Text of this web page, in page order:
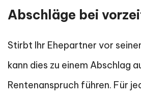
Abschläge bei
Stirbt Ihr Ehepartner vor
kann dies zu einem Abschlag
Rentenanspruch führen. Für